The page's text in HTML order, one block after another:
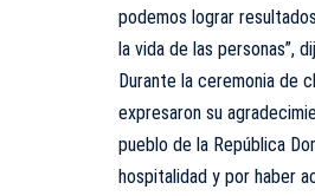
podemos lograr
la vida de las personas”,
Durante la ceremonia de
expresaron su
pueblo de la República
hospitalidad y por haber